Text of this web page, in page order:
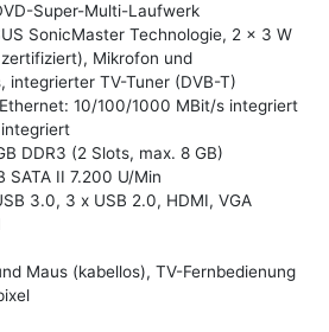
Super-Multi-Laufwerk
SonicMaster Technologie, 2 x 3 W
Mikrofon und
integrierter TV-Tuner (DVB-T)
10/100/1000 MBit/s integriert
DDR3 (2 Slots, max. 8 GB)
SATA II 7.200 U/Min
3.0, 3 x USB 2.0, HDMI, VGA
Maus (kabellos), TV-Fernbedienung